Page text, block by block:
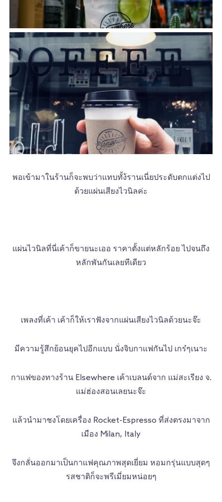
พอเข้ามาในร้านก็จะพบว่าแทบทั้ง้รานเนี่ยประดับตกแต่งไป
ด้วยแผ่นเสียงไวนิลค่ะ
แผ่นไวนิลที่นี่เค้าก็ขายนะเออ ราคาตั้งแต่หลักร้อย ไปจนถึง
หลักพันกันเลยทีเดียว
เพลงที่เค้า เค้าก็ให้เราฟังจากแผ่นเสียงไวนิลด้วยนะจ๊ะ
มีความรู้สึกย้อนยุคไปอีกแบบ นั่งจิบกาแฟกันไป เกร๋ๆเนาะ
กาแฟของทางร้าน Elsewhere เค้าเบลนด์จาก แม่สะเรียง จ.
แม่ฮ่องสอนเลยนะจ๊ะ
แล้วนำมาชงโดยเครื่อง Rocket-Espresso ที่ส่งตรงมาจาก
เมือง Milan, Italy
จึงกลั่นออกมาเป็นกาแฟคุณภาพสุดเยี่ยม หอมกรุ่นแบบสุดๆ
รสชาติก็จะพรีเมี่ยมหน่อยๆ